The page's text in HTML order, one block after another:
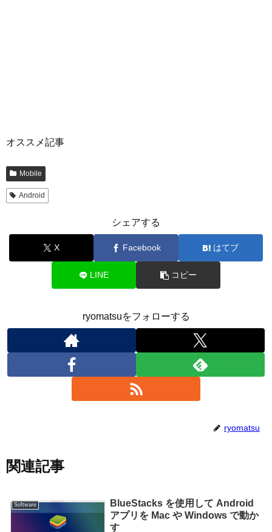
オススメ記事
Mobile
Android
シェアする
X Facebook はてブ
LINE コピー
ryomatsuをフォローする
ryomatsu
関連記事
Software
BlueStacks を使用して Android
アプリを Mac や Windows で動か
す